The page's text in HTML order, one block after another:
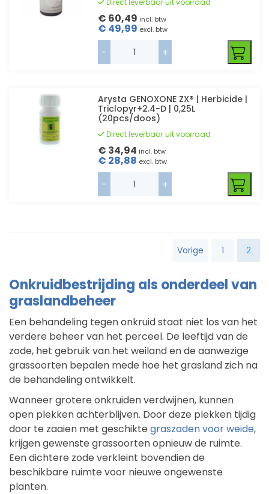
€ 60,49 incl. btw
€ 49,99 excl. btw
- +
Arysta GENOXONE ZX® | Herbicide |
Triclopyr+2.4-D | 0,25L
(20pcs/doos)
Direct leverbaar uit voorraad
€ 34,94 incl. btw
€ 28,88 excl. btw
- +
Vorige 1 2
Onkruidbestrijding als onderdeel van
graslandbeheer
Een behandeling tegen onkruid staat niet los van het
verdere beheer van het perceel. De leeftijd van de
zode, het gebruik van het weiland en de aanwezige
grassoorten bepalen mede hoe het grasland zich na
de behandeling ontwikkelt.
Wanneer grotere onkruiden verdwijnen, kunnen
open plekken achterblijven. Door deze plekken tijdig
door te zaaien met geschikte graszaden voor weide,
krijgen gewenste grassoorten opnieuw de ruimte.
Een dichtere zode verkleint bovendien de
beschikbare ruimte voor nieuwe ongewenste
planten.